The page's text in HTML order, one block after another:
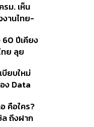
มงามจาก
ม. เห็น
งานไทย-
รรม ดึง
สระเข้า
60 ปีเคียง
ทย ลุย
อน
มยั่งยืน
บียบใหม่
ง Data
ศษ พร้อม
โยชน์
คือใคร?
ล ถึงฝาก